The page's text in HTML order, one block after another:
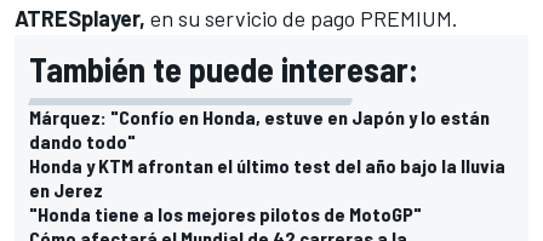
ATRESplayer, en su servicio de pago PREMIUM.
También te puede interesar:
Márquez: "Confío en Honda, estuve en Japón y lo están
dando todo"
Honda y KTM afrontan el último test del año bajo la lluvia
en Jerez
"Honda tiene a los mejores pilotos de MotoGP"